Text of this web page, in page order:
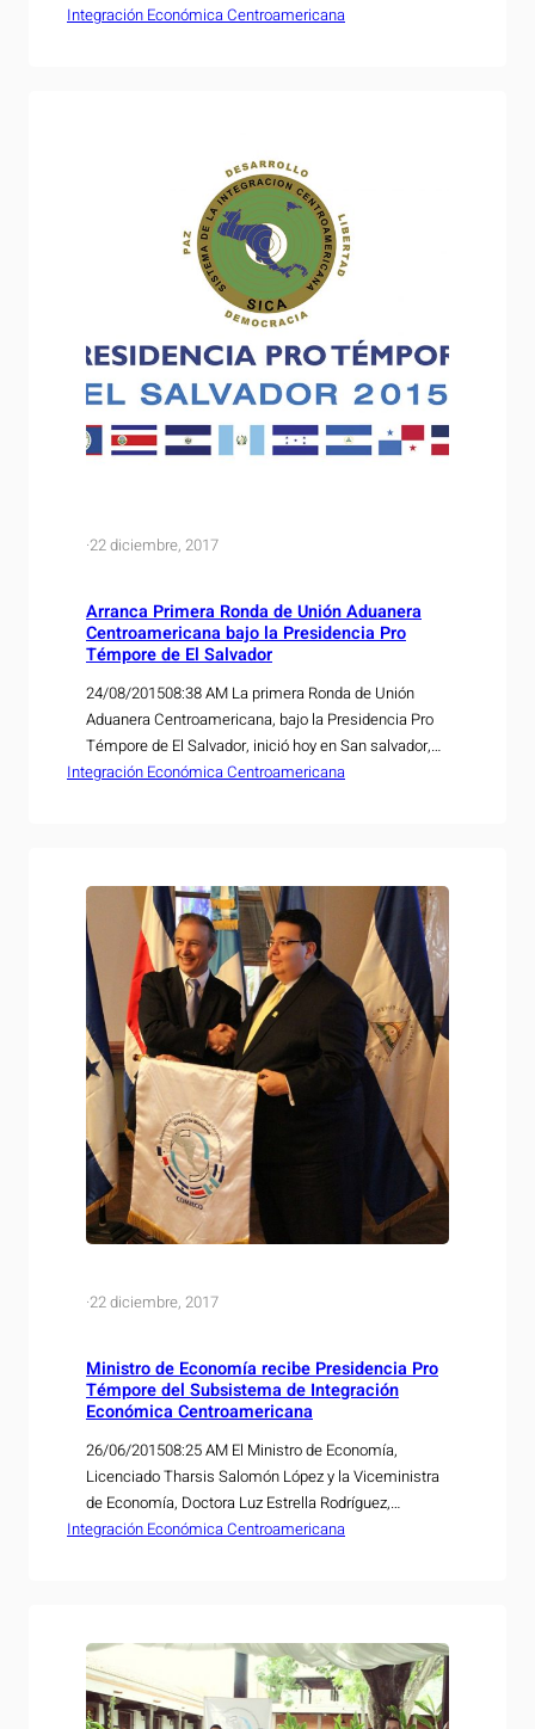
(COMIECO) y la Secretaria General del Sistema de la
Integración Económica Centroamericana
·22 diciembre, 2017
Arranca Primera Ronda de Unión Aduanera
Centroamericana bajo la Presidencia Pro
Témpore de El Salvador
24/08/201508:38 AM La primera Ronda de Unión
Aduanera Centroamericana, bajo la Presidencia Pro
Témpore de El Salvador, inició hoy en San salvador,
como parte de la función coordinadora regional que
Integración Económica Centroamericana
·22 diciembre, 2017
Ministro de Economía recibe Presidencia Pro
Témpore del Subsistema de Integración
Económica Centroamericana
26/06/201508:25 AM El Ministro de Economía,
Licenciado Tharsis Salomón López y la Viceministra
de Economía, Doctora Luz Estrella Rodríguez,
participaron en Guatemala, del 24 al 26 de junio de
Integración Económica Centroamericana